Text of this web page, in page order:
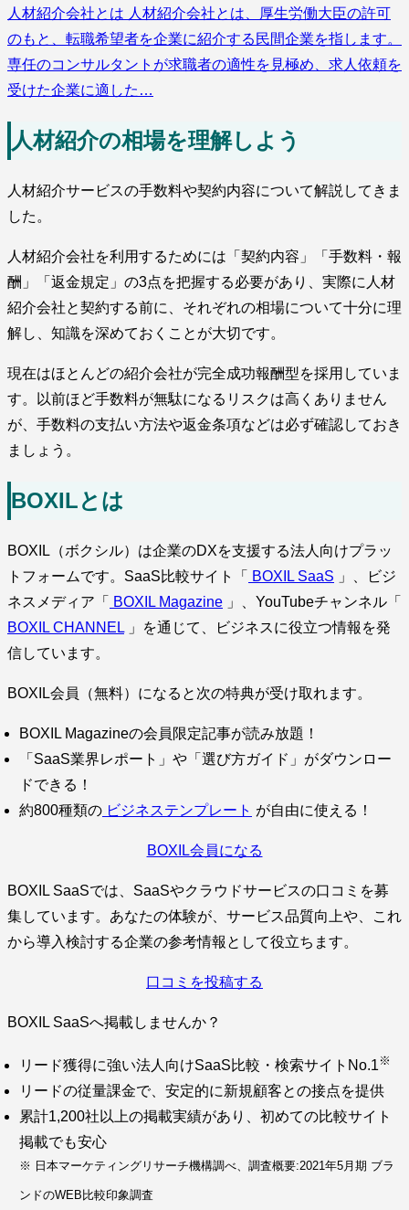
人材紹介会社とは 人材紹介会社とは、厚生労働大臣の許可
のもと、転職希望者を企業に紹介する民間企業を指します。
専任のコンサルタントが求職者の適性を見極め、求人依頼を
受けた企業に適した…
人材紹介の相場を理解しよう
人材紹介サービスの手数料や契約内容について解説してきま
した。
人材紹介会社を利用するためには「契約内容」「手数料・報
酬」「返金規定」の3点を把握する必要があり、実際に人材
紹介会社と契約する前に、それぞれの相場について十分に理
解し、知識を深めておくことが大切です。
現在はほとんどの紹介会社が完全成功報酬型を採用していま
す。以前ほど手数料が無駄になるリスクは高くありません
が、手数料の支払い方法や返金条項などは必ず確認しておき
ましょう。
BOXILとは
BOXIL（ボクシル）は企業のDXを支援する法人向けプラッ
トフォームです。SaaS比較サイト「
BOXIL SaaS 」、ビジ
ネスメディア「
BOXIL Magazine 」、YouTubeチャンネル「
BOXIL CHANNEL 」を通じて、ビジネスに役立つ情報を発
信しています。
BOXIL会員（無料）になると次の特典が受け取れます。
BOXIL Magazineの会員限定記事が読み放題！
「SaaS業界レポート」や「選び方ガイド」がダウンロー
ドできる！
約800種類の ビジネステンプレート が自由に使える！
BOXIL会員になる
BOXIL SaaSでは、SaaSやクラウドサービスの口コミを募
集しています。あなたの体験が、サービス品質向上や、これ
から導入検討する企業の参考情報として役立ちます。
口コミを投稿する
BOXIL SaaSへ掲載しませんか？
リード獲得に強い法人向けSaaS比較・検索サイトNo.1 ※
リードの従量課金で、安定的に新規顧客との接点を提供
累計1,200社以上の掲載実績があり、初めての比較サイト
掲載でも安心
※ 日本マーケティングリサーチ機構調べ、調査概要:2021年5月期 ブラ
ンドのWEB比較印象調査